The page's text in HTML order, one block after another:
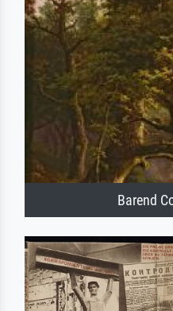
Barend